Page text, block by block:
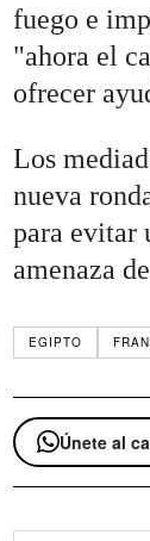
fuego e
"ahora el
ofrecer
Los
nueva
para evitar
amenaza
EGIPTO
Únete al